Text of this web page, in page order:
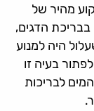
מהיר של
הדגים,
היה למנוע
בעיה זו
לבריכות